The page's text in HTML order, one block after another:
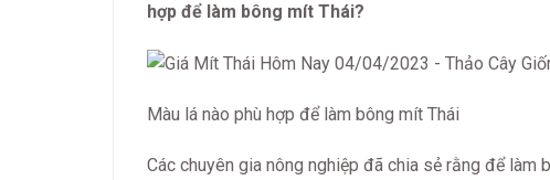
hợp để làm bông mít Thái?
Màu lá nào phù hợp để làm bông mít Thái
Các chuyên gia nông nghiệp đã chia sẻ rằng để làm